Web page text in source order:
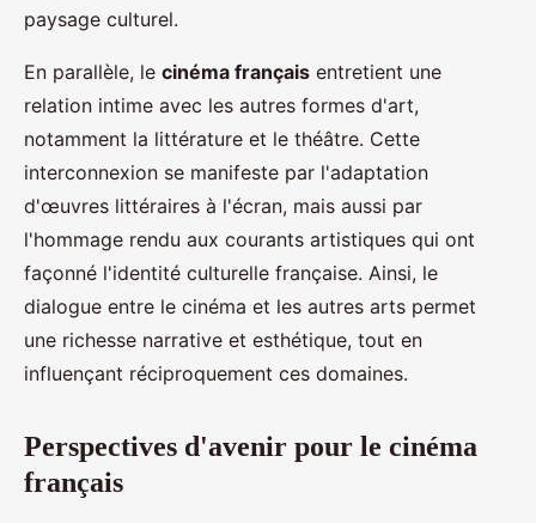
paysage culturel.
En parallèle, le cinéma français entretient une
relation intime avec les autres formes d'art,
notamment la littérature et le théâtre. Cette
interconnexion se manifeste par l'adaptation
d'œuvres littéraires à l'écran, mais aussi par
l'hommage rendu aux courants artistiques qui ont
façonné l'identité culturelle française. Ainsi, le
dialogue entre le cinéma et les autres arts permet
une richesse narrative et esthétique, tout en
influençant réciproquement ces domaines.
Perspectives d'avenir pour le cinéma
français